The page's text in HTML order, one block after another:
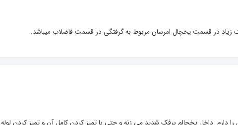
زیاد در قسمت یخچال امرسان مربوط به گرفتگی در قسمت فاضلاب میباشد.